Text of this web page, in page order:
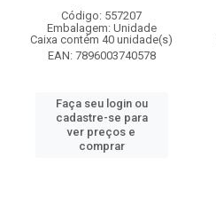
Código: 557207
Embalagem: Unidade
Caixa contém 40 unidade(s)
EAN: 7896003740578
Faça seu login ou
cadastre-se para
ver preços e
comprar